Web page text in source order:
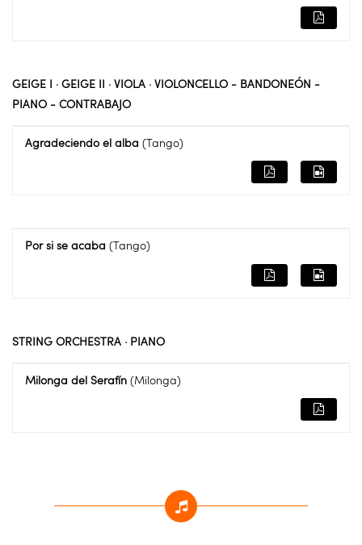
GEIGE I · GEIGE II · VIOLA · VIOLONCELLO - BANDONEÓN -
PIANO - CONTRABAJO
Agradeciendo el alba (Tango)
Por si se acaba (Tango)
STRING ORCHESTRA · PIANO
Milonga del Serafín (Milonga)